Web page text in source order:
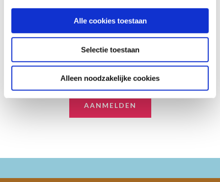
Alle cookies toestaan
Selectie toestaan
Alleen noodzakelijke cookies
en aanbiedingen? Meld je
aan voor onze nieuwsbrief.